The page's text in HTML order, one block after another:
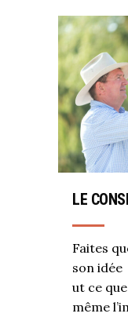
LE
Faites
son idée
ut ce
même